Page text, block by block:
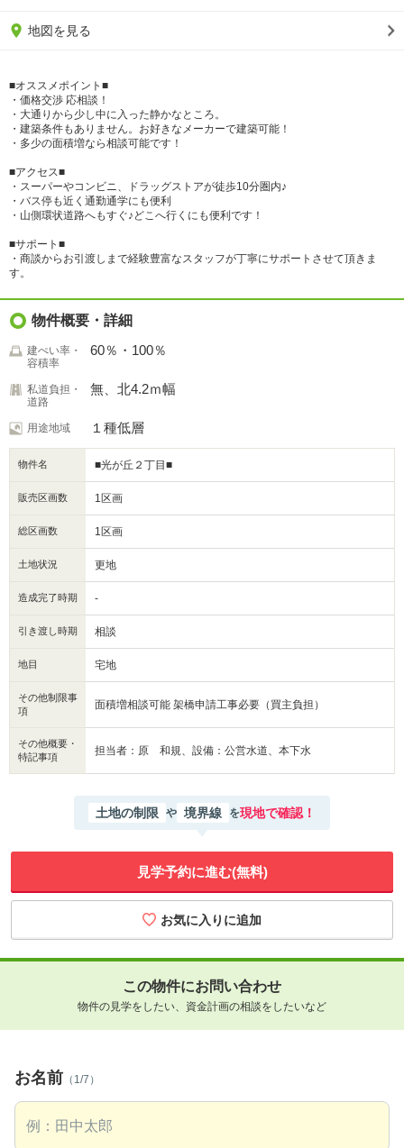
地図を見る
■オススメポイント■
・価格交渉 応相談！
・大通りから少し中に入った静かなところ。
・建築条件もありません。お好きなメーカーで建築可能！
・多少の面積増なら相談可能です！
■アクセス■
・スーパーやコンビニ、ドラッグストアが徒歩10分圏内♪
・バス停も近く通勤通学にも便利
・山側環状道路へもすぐ♪どこへ行くにも便利です！
■サポート■
・商談からお引渡しまで経験豊富なスタッフが丁寧にサポートさせて頂きま
す。
物件概要・詳細
建ぺい率・
容積率
60％・100％
私道負担・
道路
無、北4.2ｍ幅
用途地域 １種低層
物件名 ■光が丘２丁目■
販売区画数 1区画
総区画数 1区画
土地状況 更地
造成完了時期 -
引き渡し時期 相談
地目 宅地
その他制限事
項
面積増相談可能 架橋申請工事必要（買主負担）
その他概要・
特記事項
担当者：原 和規、設備：公営水道、本下水
土地の制限 や 境界線 を現地で確認！
見学予約に進む(無料)
この物件にお問い合わせ
物件の見学をしたい、資金計画の相談をしたいなど
お名前 （1/7）